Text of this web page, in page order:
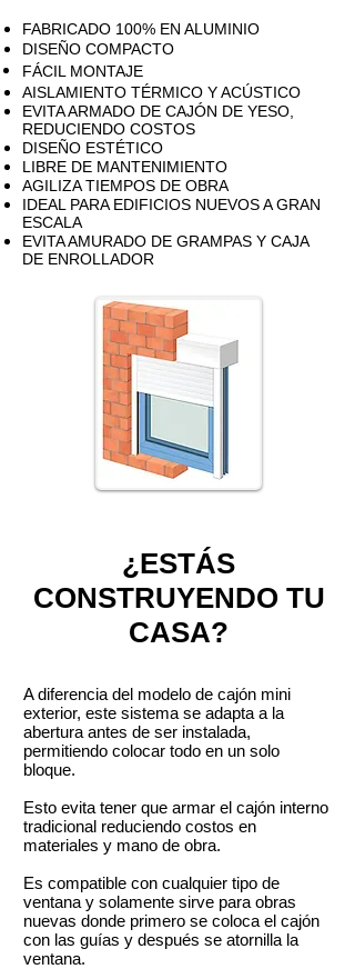
FABRICADO 100% EN ALUMINIO
DISEÑO COMPACTO
FÁCIL MONTAJE
AISLAMIENTO TÉRMICO Y ACÚSTICO
EVITA ARMADO DE CAJÓN DE YESO,
REDUCIENDO COSTOS
DISEÑO ESTÉTICO
LIBRE DE MANTENIMIENTO
AGILIZA TIEMPOS DE OBRA
IDEAL PARA EDIFICIOS NUEVOS A GRAN
ESCALA
EVITA AMURADO DE GRAMPAS Y CAJA
DE ENROLLADOR
¿ESTÁS
CONSTRUYENDO TU
CASA?
A diferencia del modelo de cajón mini
exterior, este sistema se adapta a la
abertura antes de ser instalada,
permitiendo colocar todo en un solo
bloque.
Esto evita tener que armar el cajón interno
tradicional reduciendo costos en
materiales y mano de obra.
Es compatible con cualquier tipo de
ventana y solamente sirve para obras
nuevas donde primero se coloca el cajón
con las guías y después se atornilla la
ventana.